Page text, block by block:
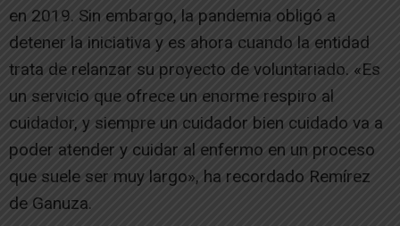
en 2019. Sin embargo, la pandemia obligó a
detener la iniciativa y es ahora cuando la entidad
trata de relanzar su proyecto de voluntariado. «Es
un servicio que ofrece un enorme respiro al
cuidador, y siempre un cuidador bien cuidado va a
poder atender y cuidar al enfermo en un proceso
que suele ser muy largo», ha recordado Remírez
de Ganuza.